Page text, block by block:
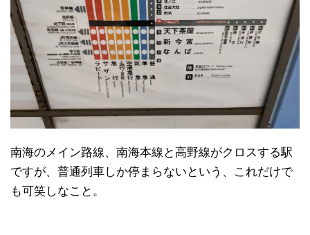
南海のメイン路線、南海本線と高野線がクロスする駅
ですが、普通列車しか停まらないという、これだけで
も可笑しなこと。